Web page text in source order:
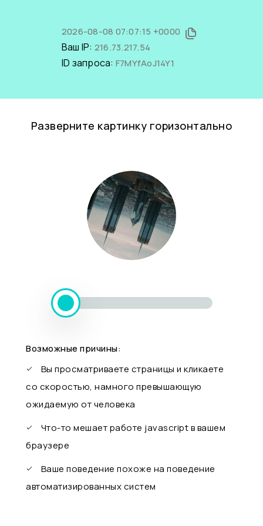
2026-08-08 07:07:15 +0000
Ваш IP: 216.73.217.54
ID запроса: F7MYfAoJ14Y1
Разверните картинку горизонтально
Возможные причины:
Вы просматриваете страницы и кликаете
со скоростью, намного превышающую
ожидаемую от человека
Что-то мешает работе javascript в вашем
браузере
Ваше поведение похоже на поведение
автоматизированных систем